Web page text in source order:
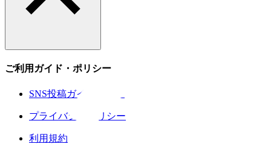
ご利用ガイド・ポリシー
SNS投稿ガイドライン
プライバシーポリシー
利用規約